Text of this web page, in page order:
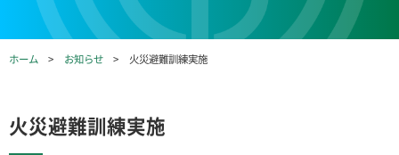
ホーム お知らせ 火災避難訓練実施
火災避難訓練実施